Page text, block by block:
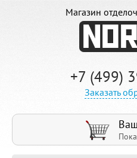
Магазин
+7 (499)
Заказать